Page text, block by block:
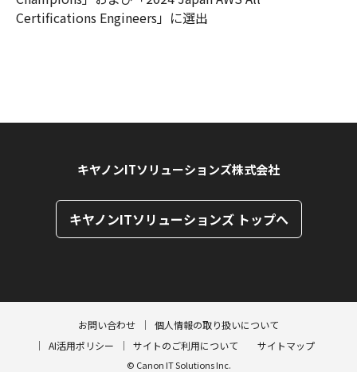
Certifications Engineers」に選出
キヤノンITソリューションズ株式会社
キヤノンITソリューションズ トップへ
お問い合わせ
個人情報の取り扱いについて
AI活用ポリシー
サイトのご利用について サイトマップ
© Canon IT Solutions Inc.